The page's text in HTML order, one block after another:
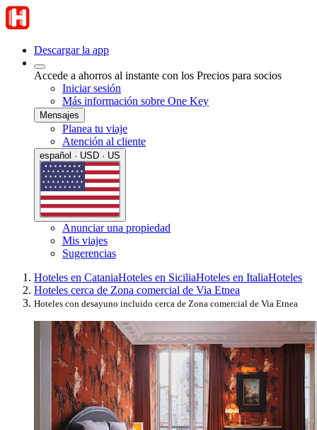
Descargar la app
Accede a ahorros al instante con los Precios para socios
Iniciar sesión
Más información sobre One Key
Mensajes
Planea tu viaje
Atención al cliente
español · USD · US
Anunciar una propiedad
Mis viajes
Sugerencias
Hoteles en CataniaHoteles en SiciliaHoteles en ItaliaHoteles
Hoteles cerca de Zona comercial de Via Etnea
Hoteles con desayuno incluido cerca de Zona comercial de Via Etnea